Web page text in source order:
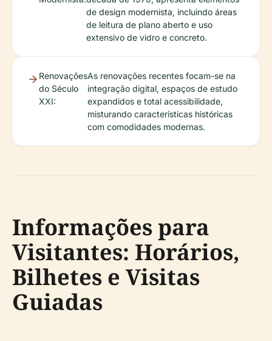
de design modernista, incluindo áreas
de leitura de plano aberto e uso
extensivo de vidro e concreto.
Renovações
do Século
XXI:
As renovações recentes focam-se na
integração digital, espaços de estudo
expandidos e total acessibilidade,
misturando características históricas
com comodidades modernas.
Informações para
Visitantes: Horários,
Bilhetes e Visitas
Guiadas